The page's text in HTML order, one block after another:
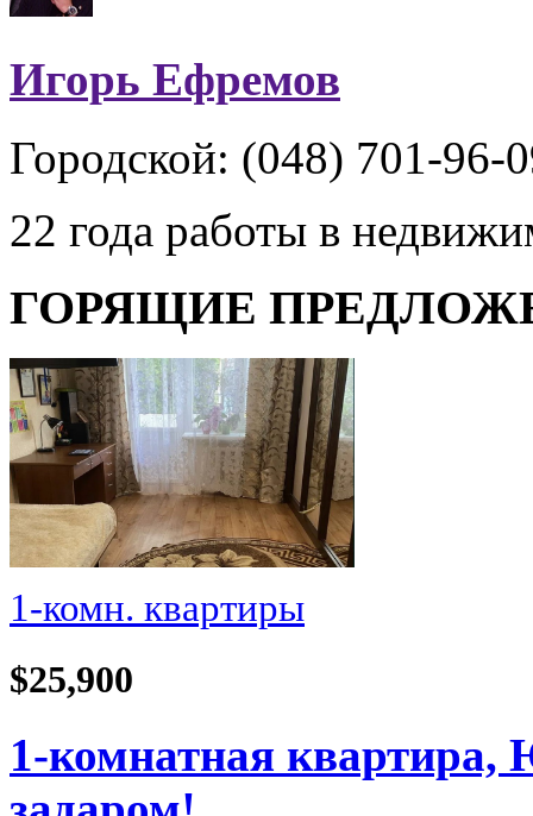
Игорь Ефремов
Городской: (048) 701-96-
22 года работы в
ГОРЯЩИЕ
1-комн. квартиры
$25,900
1-комнатная